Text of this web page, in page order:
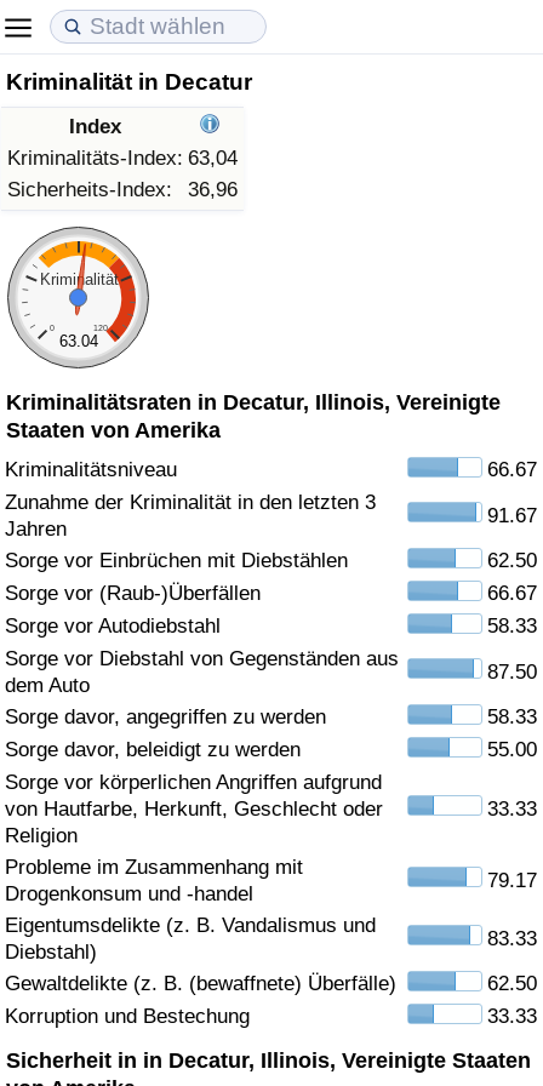
Kriminalität in Decatur
Index
Kriminalitäts-Index: 63,04
Sicherheits-Index:
36,96
Kriminalität
0 120
63.04
Kriminalitätsraten in Decatur, Illinois, Vereinigte
Staaten von Amerika
Kriminalitätsniveau
66.67
Zunahme der Kriminalität in den letzten 3
Jahren
91.67
Sorge vor Einbrüchen mit Diebstählen
62.50
Sorge vor (Raub-)Überfällen
66.67
Sorge vor Autodiebstahl
58.33
Sorge vor Diebstahl von Gegenständen aus
dem Auto
87.50
Sorge davor, angegriffen zu werden
58.33
Sorge davor, beleidigt zu werden
55.00
Sorge vor körperlichen Angriffen aufgrund
von Hautfarbe, Herkunft, Geschlecht oder
Religion
33.33
Probleme im Zusammenhang mit
Drogenkonsum und -handel
79.17
Eigentumsdelikte (z. B. Vandalismus und
Diebstahl)
83.33
Gewaltdelikte (z. B. (bewaffnete) Überfälle)
62.50
Korruption und Bestechung
33.33
Sicherheit in in Decatur, Illinois, Vereinigte Staaten
Lebenshaltungskosten
Lebenshaltungskosten-Index (aktuell)
Lebenshaltungskosten-Index
Lebenshaltungskosten-Index nach Land
in Akaba
Immobilienpreise
Immobilienpreis-Index (aktuell)
Immobilienpreis-Index
Immobilienpreis-Index nach Land
Lebensqualität
Lebensqualität-Index
Lebensqualität-Index (aktuell)
Lebensqualitätsindex nach Land
Kriminalität
Kriminalitäts-Index (aktuell)
Kriminalitäts-Index
Kriminalitätsindex nach Land
Gesundheitsversorgung
Gesundheitsversorgungs-Index (aktuell)
Gesundheitsversorgungs-Index
Gesundheitsversorgungs-Index nach Land
Umweltverschmutzung
Umweltverschmutzungs-Index (aktuell)
Verschmutzungsindex
Umweltverschmutzungs-Index nach Land
Verkehr